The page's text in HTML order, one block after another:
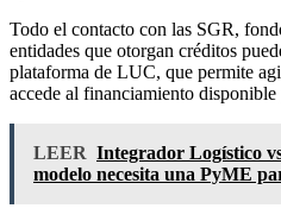
Todo el contacto con las SGR,
entidades que otorgan créditos
plataforma de LUC, que permite
accede al financiamiento disponible
LEER Integrador Logístico
modelo necesita una PyME